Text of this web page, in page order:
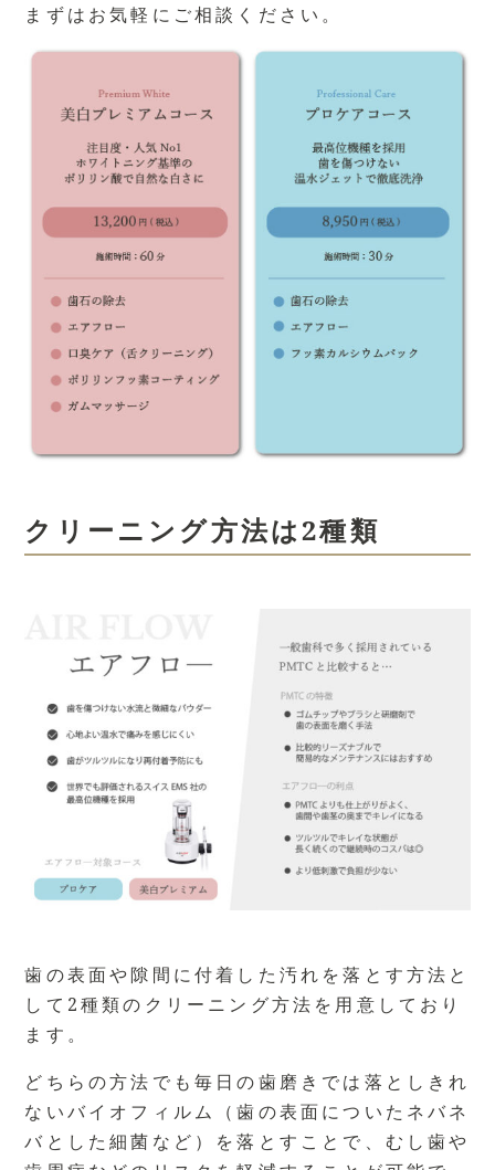
まずはお気軽にご相談ください。
クリーニング方法は2種類
歯の表面や隙間に付着した汚れを落とす方法と
して2種類のクリーニング方法を用意しており
ます。
どちらの方法でも毎日の歯磨きでは落としきれ
ないバイオフィルム（歯の表面についたネバネ
バとした細菌など）を落とすことで、むし歯や